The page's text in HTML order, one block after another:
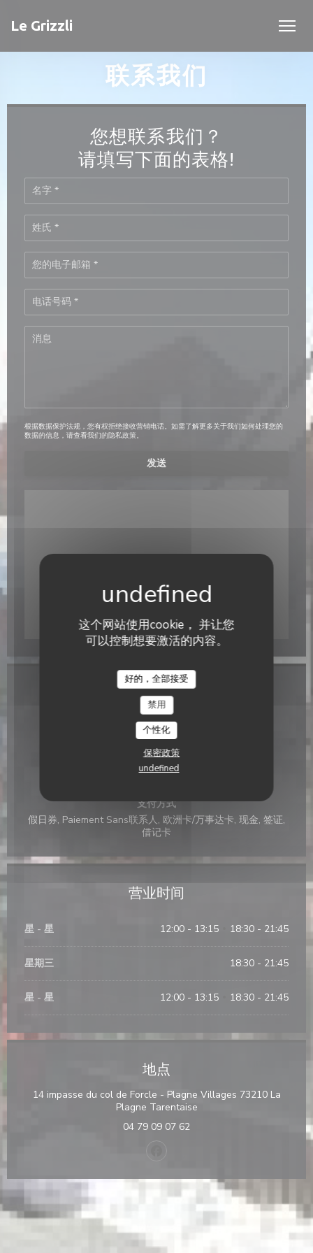
这个网站使用cookie， 并让您
可以控制想要激活的内容。
好的，全部接受
禁用
个性化
保密政策
undefined
Le Grizzli
联系我们
您想联系我们？
请填写下面的表格!
根据数据保护法规，您有权拒绝接收营销电话。如需了解更多关于我们如何处理您的
数据的信息，请查看我们的隐私政策。
Waze Map 已禁用。 允许
一般信息
菜肴
萨瓦德厨房, 自制, 传统美食
经营类型
传统餐厅
支付方式
假日券, Paiement Sans联系人, 欧洲卡/万事达卡, 现金, 签证,
借记卡
营业时间
星 - 星 12:00 - 13:15 18:30 - 21:45
星期三 18:30 - 21:45
星 - 星 12:00 - 13:15 18:30 - 21:45
地点
14 impasse du col de Forcle - Plagne Villages 73210 La
Plagne Tarentaise((在新窗口中打开))
04 79 09 07 62
Facebook ((在新窗口中打开))
Le Grizzli